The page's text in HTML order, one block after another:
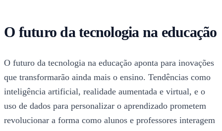
O futuro da tecnologia na educação
O futuro da tecnologia na educação aponta para inovações
que transformarão ainda mais o ensino. Tendências como
inteligência artificial, realidade aumentada e virtual, e o
uso de dados para personalizar o aprendizado prometem
revolucionar a forma como alunos e professores interagem